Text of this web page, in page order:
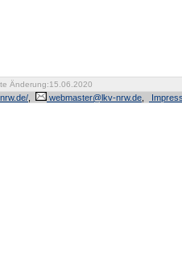
Änderung:15.06.2020
webmaster@lkv-nrw.de